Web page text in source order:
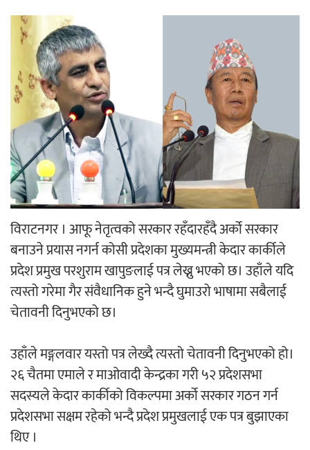
‘ईयुमा डट कम’ले बुधबारदेखि आफ्नो
औपचारिक सेवा सञ्चालनमा
हलमा छैन ‘गौँथली’को टिकट
‘आइतबारको अफिस’ को परिचर्चा सम्पन्न
अर्जुन चन्द्रको ‘संवेदनाका प्रतिध्वनि’
मुक्तकसङ्ग्रह लोकार्पण
विराटनगर । आफू नेतृत्वको सरकार रहँदारहँदै अर्को सरकार
बनाउने प्रयास नगर्न कोसी प्रदेशका मुख्यमन्त्री केदार कार्कीले
प्रदेश प्रमुख परशुराम खापुङलाई पत्र लेख्नु भएको छ। उहाँले यदि
त्यस्तो गरेमा गैर संवैधानिक हुने भन्दै घुमाउरो भाषामा सबैलाई
चेतावनी दिनुभएको छ।
उहाँले मङ्गलवार यस्तो पत्र लेख्दै त्यस्तो चेतावनी दिनुभएको हो।
२६ चैतमा एमाले र माओवादी केन्द्रका गरी ५२ प्रदेशसभा
सदस्यले केदार कार्कीको विकल्पमा अर्को सरकार गठन गर्न
प्रदेशसभा सक्षम रहेको भन्दै प्रदेश प्रमुखलाई एक पत्र बुझाएका
थिए ।